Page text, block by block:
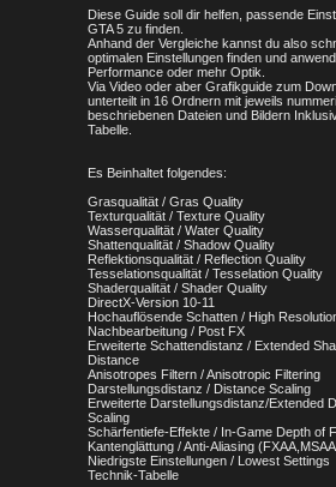
Diese Guide soll dir helfen, passende
GTA 5 zu finden.
Anhand der Vergleiche kannst du also
optimalen Einstellungen finden und
Performance oder mehr Optik.
Via Video oder aber Grafikguide zum
unterteilt in 16 Ordnern mit jeweils
beschriebenen Dateien und Bildern
Tabelle.
Es Beinhaltet folgendes:
Grasqualität / Gras Quality
Texturqualität / Texture Quality
Wasserqualität / Water Quality
Shattenqualität / Shadow Quality
Reflektionsqualität / Reflection Quality
Tesselationsqualität / Tesselation Quality
Shaderqualität / Shader Quality
DirectX-Version 10-11
Hochauflösende Schatten / High
Nachbearbeitung / Post FX
Erweiterte Schattendistanz / Extended
Distance
Anisotropes Filtern / Anisotropic Filtering
Darstellungsdistanz / Distance Scaling
Erweiterte Darstellungsdistanz/Extended
Scaling
Schärfentiefe-Effekte / In-Game Depth of
Kantenglättung / Anti-Aliasing
Niedrigste Einstellungen / Lowest Settings
Technik-Tabelle